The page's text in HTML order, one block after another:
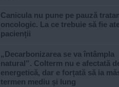
Canicula nu pune pe pauză
oncologic. La ce trebuie să fie
pacienții
„Decarbonizarea se va întâmpla
natural”. Colterm nu e afectată
energetică, dar e forțată să ia
termen mediu și lung